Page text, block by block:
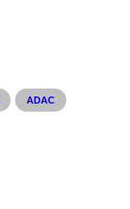
ADAC